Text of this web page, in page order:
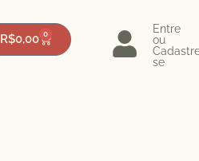
R$0,00 0
Entre
ou
se